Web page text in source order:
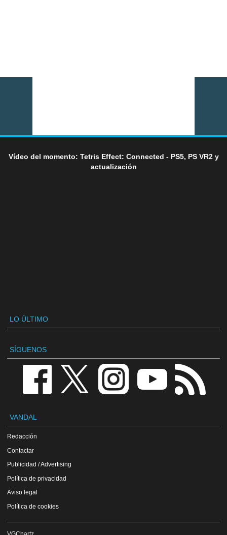
Vídeo del momento: Tetris Effect: Connected - PS5, PS VR2 y
actualización
LO ÚLTIMO
SÍGUENOS
VANDAL
Redacción
Contactar
Publicidad / Advertising
Política de privacidad
Aviso legal
Política de cookies
VGChartz